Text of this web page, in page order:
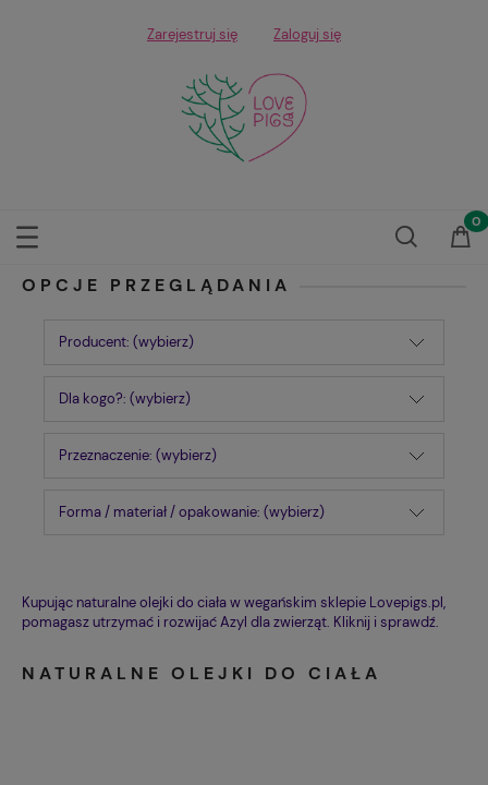
Zarejestruj się Zaloguj się
OPCJE PRZEGLĄDANIA
Producent: (wybierz)
Dla kogo?: (wybierz)
Przeznaczenie: (wybierz)
Forma / materiał / opakowanie: (wybierz)
Kupując naturalne olejki do ciała w wegańskim sklepie Lovepigs.pl,
pomagasz utrzymać i rozwijać Azyl dla zwierząt. Kliknij i sprawdź.
NATURALNE OLEJKI DO CIAŁA